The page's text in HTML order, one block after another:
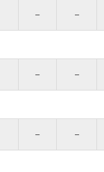
– –
– –
– –